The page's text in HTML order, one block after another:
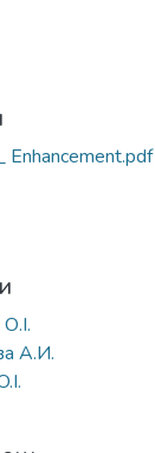
Enhancement.pdf
А.И.